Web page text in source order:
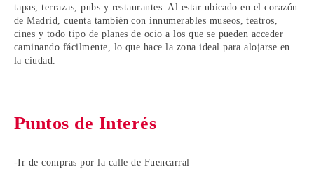
tapas, terrazas, pubs y restaurantes. Al estar ubicado en el corazón
de Madrid, cuenta también con innumerables museos, teatros,
cines y todo tipo de planes de ocio a los que se pueden acceder
caminando fácilmente, lo que hace la zona ideal para alojarse en
la ciudad.
Puntos de Interés
-Ir de compras por la calle de Fuencarral